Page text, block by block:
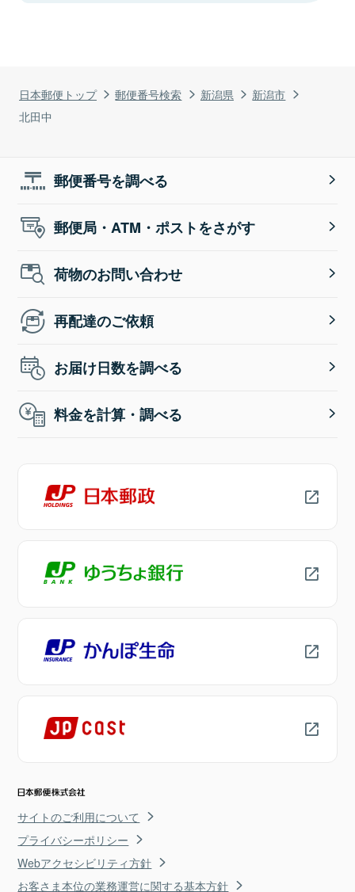
日本郵便トップ 郵便番号検索 新潟県
新潟市
北田中
郵便番号を調べる
郵便局・ATM・ポストをさがす
荷物のお問い合わせ
再配達のご依頼
お届け日数を調べる
料金を計算・調べる
サイトのご利用について
プライバシーポリシー
Webアクセシビリティ方針
お客さま本位の業務運営に関する基本方針